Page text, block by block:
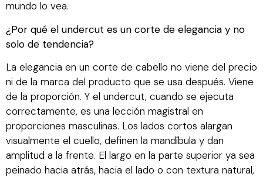
mundo lo vea.
¿Por qué el undercut es un corte de elegancia y no
solo de tendencia?
La elegancia en un corte de cabello no viene del precio
ni de la marca del producto que se usa después. Viene
de la proporción. Y el undercut, cuando se ejecuta
correctamente, es una lección magistral en
proporciones masculinas. Los lados cortos alargan
visualmente el cuello, definen la mandíbula y dan
amplitud a la frente. El largo en la parte superior ya sea
peinado hacia atrás, hacia el lado o con textura natural,